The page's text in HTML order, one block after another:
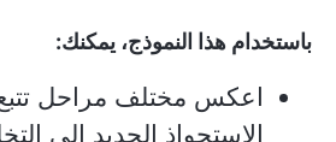
باستخدام هذا النموذج، يمكنك:
اعكس مختلف مراحل
الاستحواذ الجديد إلى